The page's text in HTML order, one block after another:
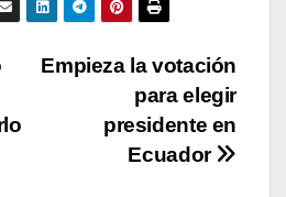
Empieza la votación
para elegir
presidente en
Ecuador